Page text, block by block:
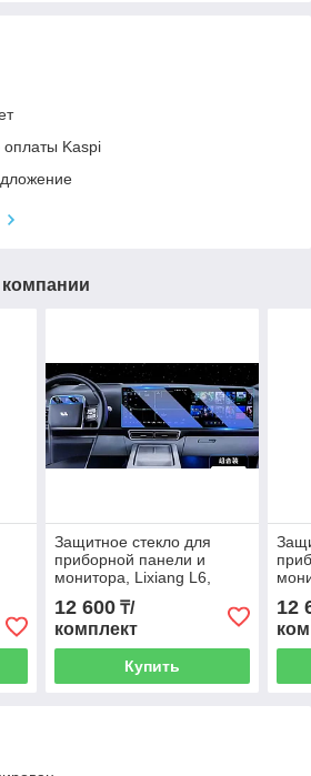
Kaspi
Защитное стекло для
приборной панели и
монитора, Lixiang L6,
элементов
12 600₸/
комплект
Купить
12